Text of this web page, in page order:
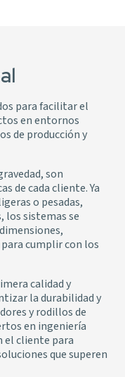
para facilitar el
en entornos
de producción y
son
de cada cliente. Ya
o pesadas,
los sistemas se
cumplir con los
calidad y
la durabilidad y
y rodillos de
en ingeniería
el cliente para
que superen